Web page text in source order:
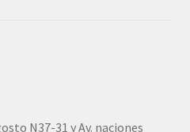
N37-31 y Av. naciones